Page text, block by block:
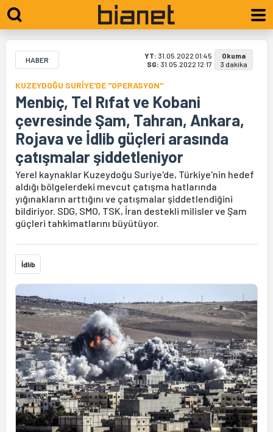
HABER YT: 31.05.2022 01:45
SG: 31.05.2022 12:17
Okuma
3 dakika
KUZEYDOĞU SURİYE'DE "OPERASYON"
Menbiç, Tel Rıfat ve Kobani
çevresinde Şam, Tahran, Ankara,
Rojava ve İdlib güçleri arasında
çatışmalar şiddetleniyor
Yerel kaynaklar Kuzeydoğu Suriye'de, Türkiye'nin hedef
aldığı bölgelerdeki mevcut çatışma hatlarında
yığınakların arttığını ve çatışmalar şiddetlendiğini
bildiriyor. SDG, SMO, TSK, İran destekli milisler ve Şam
güçleri tahkimatlarını büyütüyor.
İdlib